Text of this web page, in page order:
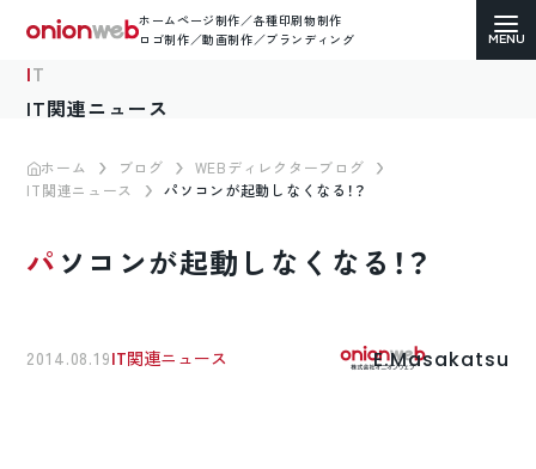
ホームページ制作／各種印刷物制作
ロゴ制作／動画制作／ブランディング
ホームページ制作
コーポレートサイト
IT
IT関連ニュース
ホーム ブログ
WEBディレクターブログ
IT関連ニュース
パソコンが起動しなくなる！？
パソコンが起動しなくなる！？
2014.08.19 IT関連ニュース E.Masakatsu